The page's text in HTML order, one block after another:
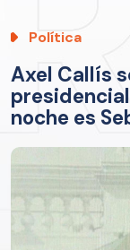
Política
Axel Callís
noche es